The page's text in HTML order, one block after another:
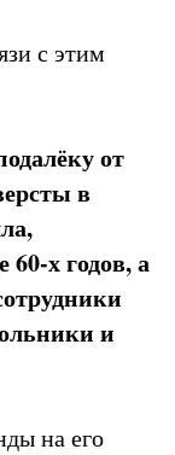
с этим
от
в
х годов, а
и
на его